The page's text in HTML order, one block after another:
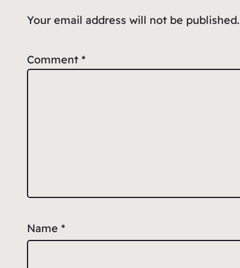
Your email address will not be published.
Comment *
Name *